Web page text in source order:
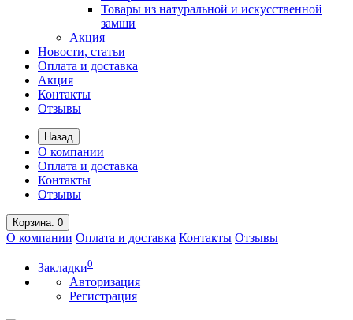
Товары из натуральной и искусственной
замши
Акция
Новости, статьи
Оплата и доставка
Акция
Контакты
Отзывы
Назад
О компании
Оплата и доставка
Контакты
Отзывы
Корзина: 0
О компании Оплата и доставка Контакты Отзывы
Закладки0
Авторизация
Регистрация